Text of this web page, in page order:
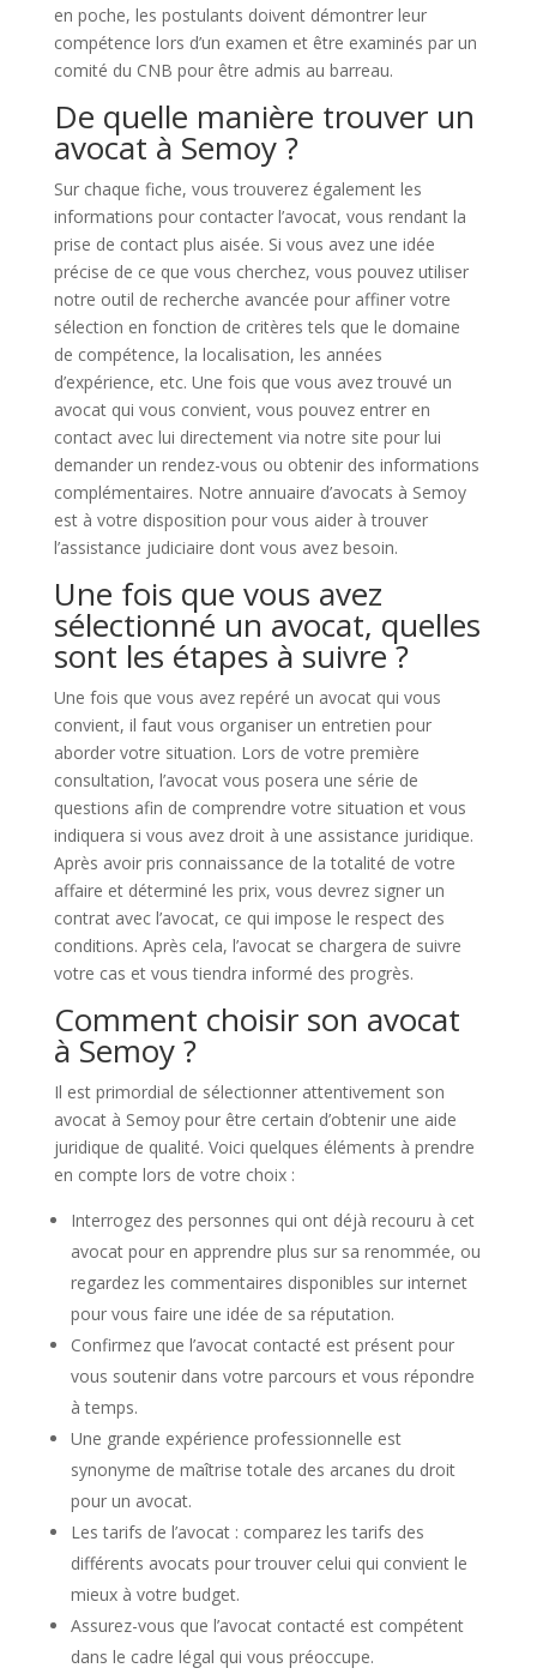
en poche, les postulants doivent démontrer leur
compétence lors d’un examen et être examinés par un
comité du CNB pour être admis au barreau.
De quelle manière trouver un
avocat à Semoy ?
Sur chaque fiche, vous trouverez également les
informations pour contacter l’avocat, vous rendant la
prise de contact plus aisée. Si vous avez une idée
précise de ce que vous cherchez, vous pouvez utiliser
notre outil de recherche avancée pour affiner votre
sélection en fonction de critères tels que le domaine
de compétence, la localisation, les années
d’expérience, etc. Une fois que vous avez trouvé un
avocat qui vous convient, vous pouvez entrer en
contact avec lui directement via notre site pour lui
demander un rendez-vous ou obtenir des informations
complémentaires. Notre annuaire d’avocats à Semoy
est à votre disposition pour vous aider à trouver
l’assistance judiciaire dont vous avez besoin.
Une fois que vous avez
sélectionné un avocat, quelles
sont les étapes à suivre ?
Une fois que vous avez repéré un avocat qui vous
convient, il faut vous organiser un entretien pour
aborder votre situation. Lors de votre première
consultation, l’avocat vous posera une série de
questions afin de comprendre votre situation et vous
indiquera si vous avez droit à une assistance juridique.
Après avoir pris connaissance de la totalité de votre
affaire et déterminé les prix, vous devrez signer un
contrat avec l’avocat, ce qui impose le respect des
conditions. Après cela, l’avocat se chargera de suivre
votre cas et vous tiendra informé des progrès.
Comment choisir son avocat
à Semoy ?
Il est primordial de sélectionner attentivement son
avocat à Semoy pour être certain d’obtenir une aide
juridique de qualité. Voici quelques éléments à prendre
en compte lors de votre choix :
Interrogez des personnes qui ont déjà recouru à cet
avocat pour en apprendre plus sur sa renommée, ou
regardez les commentaires disponibles sur internet
pour vous faire une idée de sa réputation.
Confirmez que l’avocat contacté est présent pour
vous soutenir dans votre parcours et vous répondre
à temps.
Une grande expérience professionnelle est
synonyme de maîtrise totale des arcanes du droit
pour un avocat.
Les tarifs de l’avocat : comparez les tarifs des
différents avocats pour trouver celui qui convient le
mieux à votre budget.
Assurez-vous que l’avocat contacté est compétent
dans le cadre légal qui vous préoccupe.